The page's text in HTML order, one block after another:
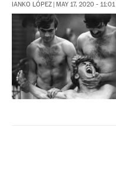
IANKO LÓPEZ MAY 17, 2020 - 11:01